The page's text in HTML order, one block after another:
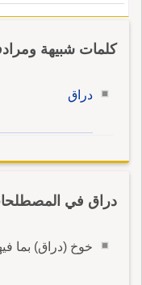
كلمات شبيهة
دراق
دراق في
خوخ (دراق) بما